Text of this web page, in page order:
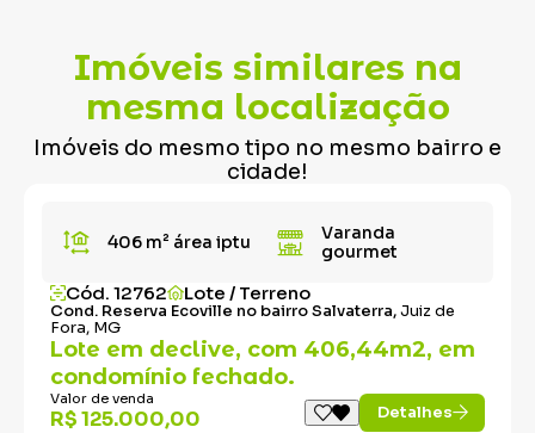
Imóveis similares na
mesma localização
Imóveis do mesmo tipo no mesmo bairro e
cidade!
406 m² área iptu
Varanda
gourmet
Cód. 12762 Lote / Terreno
Cond. Reserva Ecoville no bairro Salvaterra,Juiz de
Fora, MG
Lote em declive, com 406,44m2, em
condomínio fechado.
Valor de venda
R$ 125.000,00 Detalhes